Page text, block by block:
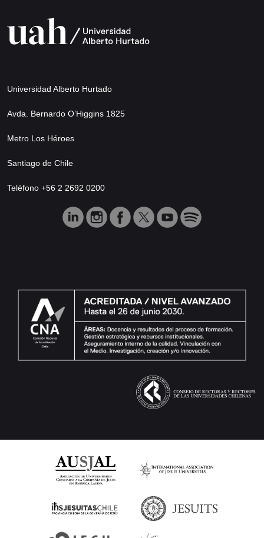
Universidad Alberto Hurtado
Avda. Bernardo O’Higgins 1825
Metro Los Héroes
Santiago de Chile
Teléfono +56 2 2692 0200